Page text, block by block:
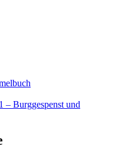
– Burggespenst und